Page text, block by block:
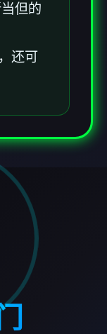
但的
还可